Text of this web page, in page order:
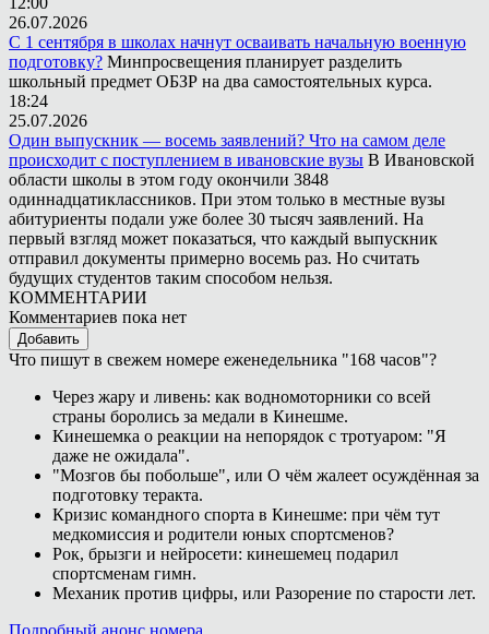
26.07.2026
С 1 сентября в школах начнут осваивать начальную военную
подготовку? Минпросвещения планирует разделить
школьный предмет ОБЗР на два самостоятельных курса.
18:24
25.07.2026
Один выпускник — восемь заявлений? Что на самом деле
происходит с поступлением в ивановские вузы В Ивановской
области школы в этом году окончили 3848
одиннадцатиклассников. При этом только в местные вузы
абитуриенты подали уже более 30 тысяч заявлений. На
первый взгляд может показаться, что каждый выпускник
отправил документы примерно восемь раз. Но считать
будущих студентов таким способом нельзя.
КОММЕНТАРИИ
Комментариев пока нет
Добавить
Что пишут в свежем номере еженедельника "168 часов"?
Через жару и ливень: как водномоторники со всей
страны боролись за медали в Кинешме.
Кинешемка о реакции на непорядок с тротуаром: "Я
даже не ожидала".
"Мозгов бы побольше", или О чём жалеет осуждённая за
подготовку теракта.
Кризис командного спорта в Кинешме: при чём тут
медкомиссия и родители юных спортсменов?
Рок, брызги и нейросети: кинешемец подарил
спортсменам гимн.
Механик против цифры, или Разорение по старости лет.
Подробный анонс номера